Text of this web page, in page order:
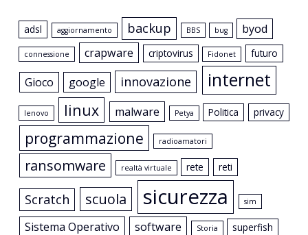
adsl aggiornamento backup BBS bug byod
connessione crapware criptovirus Fidonet futuro
Gioco google innovazione internet
lenovo linux malware Petya Politica privacy
programmazione radioamatori
ransomware realtà virtuale rete reti
Scratch scuola sicurezza sim
Sistema Operativo software Storia
superfish